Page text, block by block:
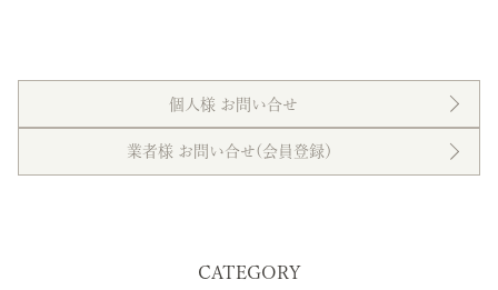
個人様 お問い合せ
業者様 お問い合せ(会員登録）
CATEGORY